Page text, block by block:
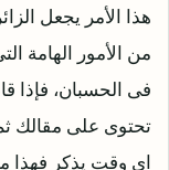
هذا الأمر يجعل
من الأمور
فى الحسبان، فإذا
تحتوى على مقالك
اى وقت يذكر فهذا